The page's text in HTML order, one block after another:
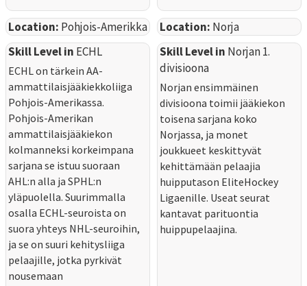
Location: Pohjois-Amerikka Location: Norja
Skill Level in ECHL
ECHL on tärkein AA-
ammattilaisjääkiekkoliiga
Pohjois-Amerikassa.
Pohjois-Amerikan
ammattilaisjääkiekon
kolmanneksi korkeimpana
sarjana se istuu suoraan
AHL:n alla ja SPHL:n
yläpuolella. Suurimmalla
osalla ECHL-seuroista on
suora yhteys NHL-seuroihin,
ja se on suuri kehitysliiga
pelaajille, jotka pyrkivät
nousemaan
Skill Level in Norjan 1.
divisioona
Norjan ensimmäinen
divisioona toimii jääkiekon
toisena sarjana koko
Norjassa, ja monet
joukkueet keskittyvät
kehittämään pelaajia
huipputason EliteHockey
Ligaenille. Useat seurat
kantavat parituontia
huippupelaajina.